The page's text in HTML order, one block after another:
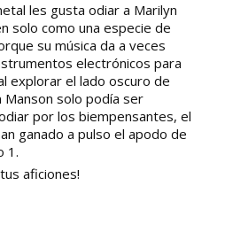
les gusta odiar a Marilyn
solo como una especie de
su música da a veces
electrónicos para
explorar el lado oscuro de
Manson solo podía ser
por los biempensantes, el
ganado a pulso el apodo de
1.
aficiones!